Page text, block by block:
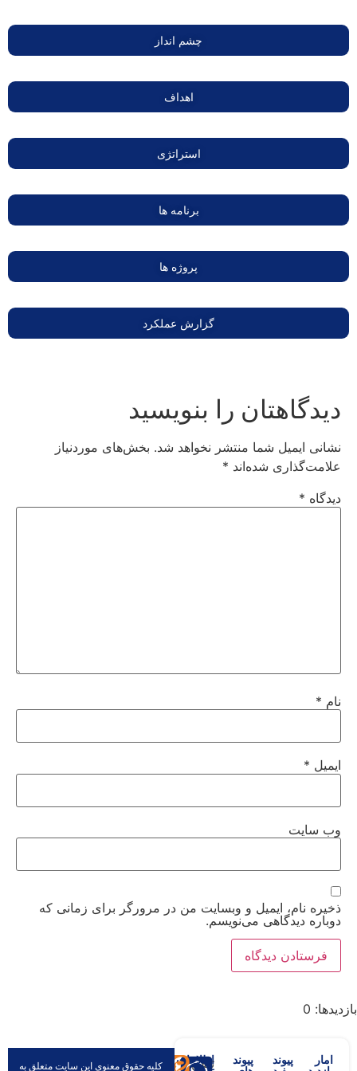
چشم انداز
اهداف
استراتژی
برنامه ها
پروژه ها
گزارش عملکرد
دیدگاهتان را بنویسید
نشانی ایمیل شما منتشر نخواهد شد. بخش‌های موردنیاز
علامت‌گذاری شده‌اند *
دیدگاه *
نام *
ایمیل *
وب‌ سایت
ذخیره نام، ایمیل و وبسایت من در مرورگر برای زمانی که
دوباره دیدگاهی می‌نویسم.
بازدیدها: 0
امار
پیوند
پیوند
اطلاعات
تلفن:
کلیه حقوق معنوی این سایت متعلق به